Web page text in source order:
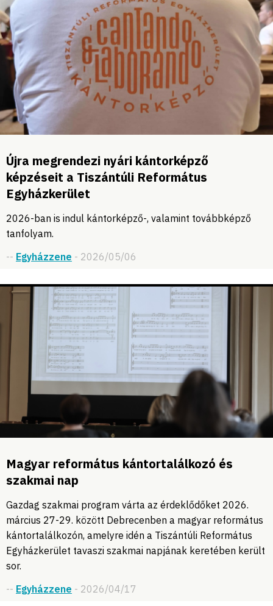
Újra megrendezi nyári kántorképző
képzéseit a Tiszántúli Református
Egyházkerület
2026-ban is indul kántorképző-, valamint továbbképző
tanfolyam.
-- Egyházzene - 2026/05/06
Magyar református kántortalálkozó és
szakmai nap
Gazdag szakmai program várta az érdeklődőket 2026.
március 27-29. között Debrecenben a magyar református
kántortalálkozón, amelyre idén a Tiszántúli Református
Egyházkerület tavaszi szakmai napjának keretében került
sor.
-- Egyházzene - 2026/04/17